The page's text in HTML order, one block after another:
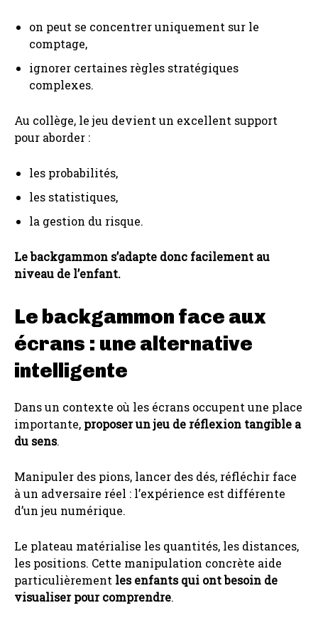
on peut se concentrer uniquement sur le
comptage,
ignorer certaines règles stratégiques
complexes.
Au collège, le jeu devient un excellent support
pour aborder :
les probabilités,
les statistiques,
la gestion du risque.
Le backgammon s’adapte donc facilement au
niveau de l’enfant.
Le backgammon face aux
écrans : une alternative
intelligente
Dans un contexte où les écrans occupent une place
importante, proposer un jeu de réflexion tangible a
du sens.
Manipuler des pions, lancer des dés, réfléchir face
à un adversaire réel : l’expérience est différente
d’un jeu numérique.
Le plateau matérialise les quantités, les distances,
les positions. Cette manipulation concrète aide
particulièrement les enfants qui ont besoin de
visualiser pour comprendre.